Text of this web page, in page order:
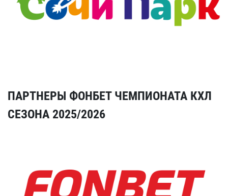
ПАРТНЕРЫ ФОНБЕТ ЧЕМПИОНАТА КХЛ
СЕЗОНА 2025/2026